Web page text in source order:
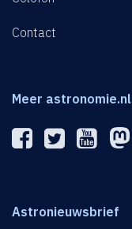
Contact
Meer astronomie.nl
Astronieuwsbrief